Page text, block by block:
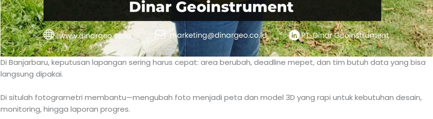
Di Banjarbaru, keputusan lapangan sering harus cepat: area berubah, deadline mepet, dan tim butuh data yang bisa
langsung dipakai.
Di situlah fotogrametri membantu—mengubah foto menjadi peta dan model 3D yang rapi untuk kebutuhan desain,
monitoring, hingga laporan progres.